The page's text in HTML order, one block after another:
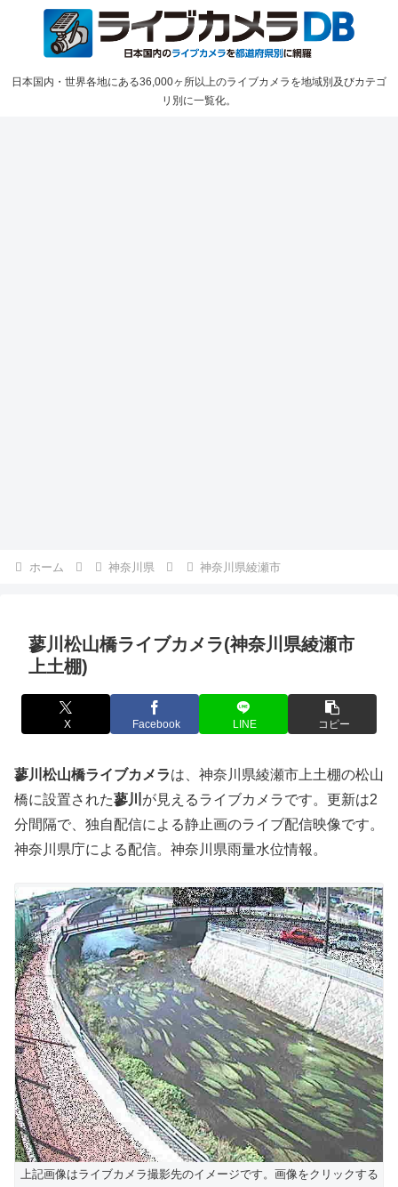
日本国内・世界各地にある36,000ヶ所以上のライブカメラを地域別及びカテゴ
リ別に一覧化。
ホーム 神奈川県 神奈川県綾瀬市
蓼川松山橋ライブカメラ(神奈川県綾瀬市
上土棚)
X Facebook LINE コピー
蓼川松山橋ライブカメラは、神奈川県綾瀬市上土棚の松山
橋に設置された蓼川 が見えるライブカメラです。更新は2
分間隔で、独自配信による静止画のライブ配信映像です。
神奈川県庁による配信。神奈川県雨量水位情報。
上記画像はライブカメラ撮影先のイメージです。画像をクリックする